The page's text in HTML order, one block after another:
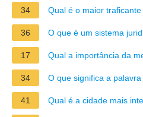
34 Qual é o maior
36 O que é um sistema
17 Qual a importância da
34 O que significa a
41 Qual é a cidade mais